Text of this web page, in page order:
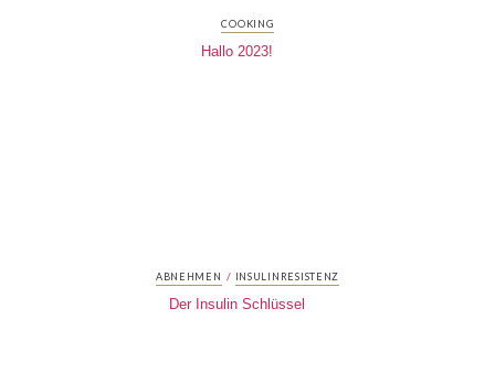
COOKING
Hallo 2023!
ABNEHMEN / INSULINRESISTENZ
Der Insulin Schlüssel